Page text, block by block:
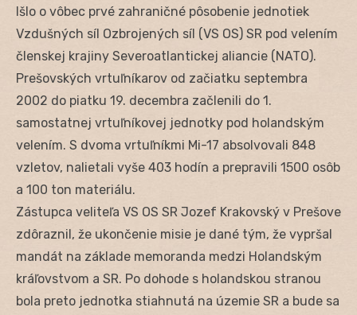
Išlo o vôbec prvé zahraničné pôsobenie jednotiek
Vzdušných síl Ozbrojených síl (VS OS) SR pod velením
členskej krajiny Severoatlantickej aliancie (NATO).
Prešovských vrtuľníkarov od začiatku septembra
2002 do piatku 19. decembra začlenili do 1.
samostatnej vrtuľníkovej jednotky pod holandským
velením. S dvoma vrtuľníkmi Mi-17 absolvovali 848
vzletov, nalietali vyše 403 hodín a prepravili 1500 osôb
a 100 ton materiálu.
Zástupca veliteľa VS OS SR Jozef Krakovský v Prešove
zdôraznil, že ukončenie misie je dané tým, že vypršal
mandát na základe memoranda medzi Holandským
kráľovstvom a SR. Po dohode s holandskou stranou
bola preto jednotka stiahnutá na územie SR a bude sa